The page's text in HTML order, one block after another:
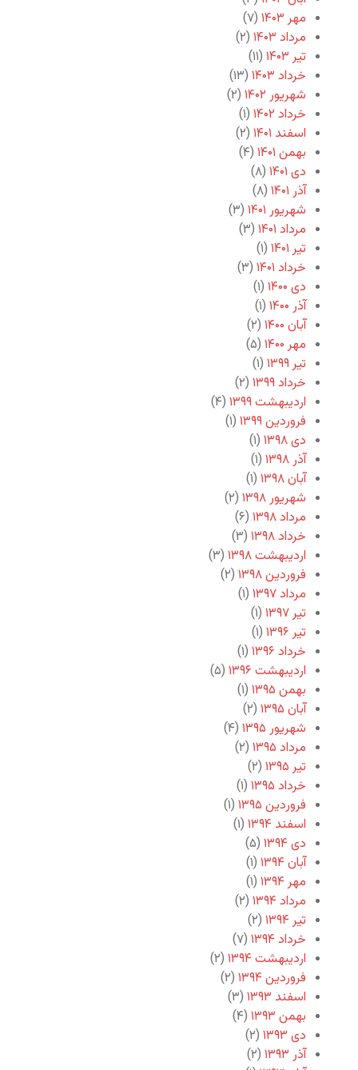
مهر ۱۴۰۳
(۷)
مرداد ۱۴۰۳
(۲)
تیر ۱۴۰۳
(۱۱)
خرداد ۱۴۰۳
(۱۳)
شهریور ۱۴۰۲
(۲)
خرداد ۱۴۰۲
(۱)
اسفند ۱۴۰۱
(۲)
بهمن ۱۴۰۱
(۴)
دی ۱۴۰۱
(۸)
آذر ۱۴۰۱
(۸)
شهریور ۱۴۰۱
(۳)
مرداد ۱۴۰۱
(۳)
تیر ۱۴۰۱
(۱)
خرداد ۱۴۰۱
(۳)
دی ۱۴۰۰
(۱)
آذر ۱۴۰۰
(۱)
آبان ۱۴۰۰
(۲)
مهر ۱۴۰۰
(۵)
تیر ۱۳۹۹
(۱)
خرداد ۱۳۹۹
(۲)
اردیبهشت ۱۳۹۹
(۴)
فروردین ۱۳۹۹
(۱)
دی ۱۳۹۸
(۱)
آذر ۱۳۹۸
(۱)
آبان ۱۳۹۸
(۱)
شهریور ۱۳۹۸
(۲)
مرداد ۱۳۹۸
(۶)
خرداد ۱۳۹۸
(۳)
اردیبهشت ۱۳۹۸
(۳)
فروردین ۱۳۹۸
(۲)
مرداد ۱۳۹۷
(۱)
تیر ۱۳۹۷
(۱)
تیر ۱۳۹۶
(۱)
خرداد ۱۳۹۶
(۱)
اردیبهشت ۱۳۹۶
(۵)
بهمن ۱۳۹۵
(۱)
آبان ۱۳۹۵
(۲)
شهریور ۱۳۹۵
(۴)
مرداد ۱۳۹۵
(۲)
تیر ۱۳۹۵
(۲)
خرداد ۱۳۹۵
(۱)
فروردین ۱۳۹۵
(۱)
اسفند ۱۳۹۴
(۱)
دی ۱۳۹۴
(۵)
آبان ۱۳۹۴
(۱)
مهر ۱۳۹۴
(۱)
مرداد ۱۳۹۴
(۲)
تیر ۱۳۹۴
(۲)
خرداد ۱۳۹۴
(۷)
اردیبهشت ۱۳۹۴
(۲)
فروردین ۱۳۹۴
(۲)
اسفند ۱۳۹۳
(۳)
بهمن ۱۳۹۳
(۴)
دی ۱۳۹۳
(۲)
آذر ۱۳۹۳
(۲)